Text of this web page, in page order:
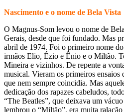
Nascimento e o nome de Bela Vista
O Magnus-Som levou o nome de
Gerais, desde que foi fundado. Mas
abril de 1974. Foi o primeiro nome
irmãos Elio, Ézio e Ênio e o Miltão.
Mineira e vizinhos. De repente a
musical. Vieram os primeiros ensaios
que nem sempre coincidia. Mas
dedicação dos rapazes cabeludos,
“The Beatles”, que deixava um
lembrou o “Miltão”, era muita